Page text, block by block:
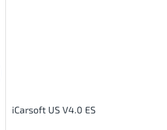
iCarsoft US V4.0 ES